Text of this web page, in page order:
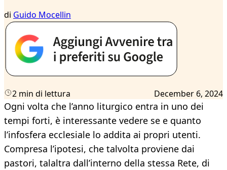
di Guido Mocellin
2 min di lettura December 6, 2024
Ogni volta che l’anno liturgico entra in uno dei
tempi forti, è interessante vedere se e quanto
l’infosfera ecclesiale lo addita ai propri utenti.
Compresa l’ipotesi, che talvolta proviene dai
pastori, talaltra dall’interno della stessa Rete, di